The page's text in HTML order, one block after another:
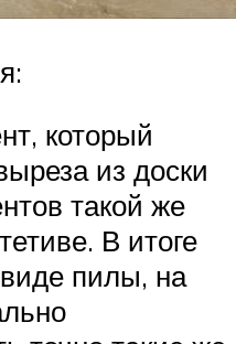
который
из доски
такой же
В итоге
пилы, на